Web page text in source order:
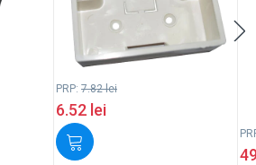
PRP: 7.82lei
6.52 lei